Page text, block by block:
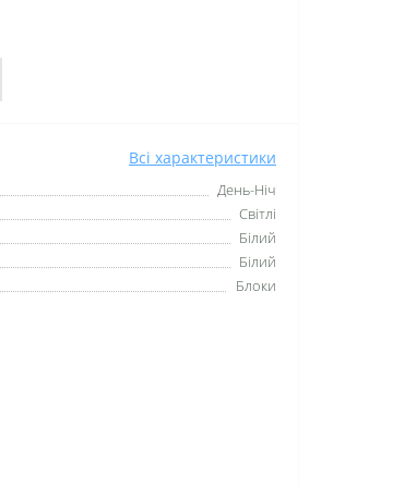
Всі характеристики
День-Ніч
Світлі
Білий
Білий
Блоки